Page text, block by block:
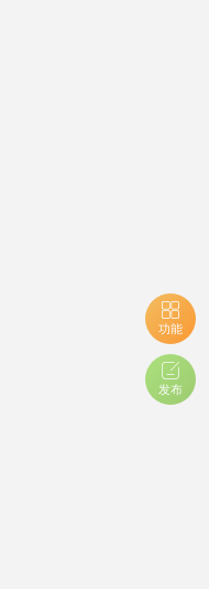
功能
发布